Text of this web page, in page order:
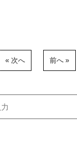
« 次へ 前へ »